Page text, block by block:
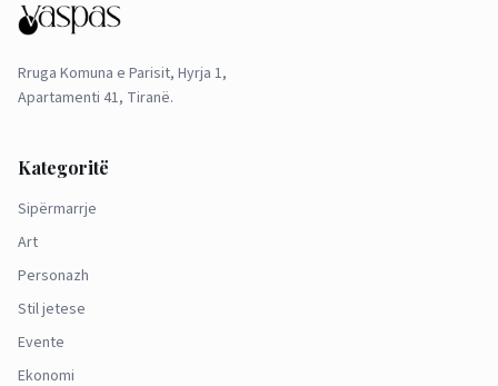
Rruga Komuna e Parisit, Hyrja 1,
Apartamenti 41, Tiranë.
Kategoritë
Sipërmarrje
Art
Personazh
Stil jetese
Evente
Ekonomi